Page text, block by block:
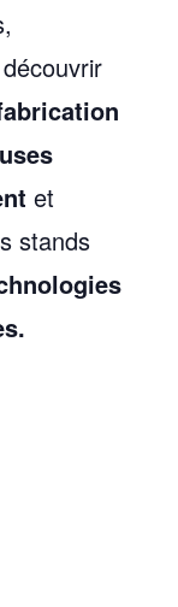
et
stands